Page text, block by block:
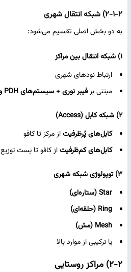
۲-۱-۲) شبکه انتقال شهری
به دو بخش اصلی تقسیم می‌شود:
۱) شبکه انتقال بین مراکز
ارتباط نودهای شهری
مبتنی برفیبر نوری + سیستم‌های PDH و SDH
۲) شبکه کابل (Access)
کابل‌های پُرظرفیتاز مرکز تا کافو
کابل‌های کم‌ظرفیتاز کافو تا پست توزیع
۳) توپولوژی شبکه شهری
Star (ستاره‌ای)
Ring (حلقه‌ای)
Mesh (مش)
یا ترکیبی از موارد بالا
۲-۲) مراکز روستایی